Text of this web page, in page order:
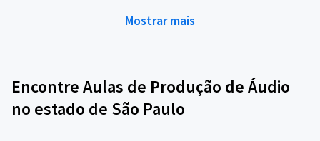
Mostrar mais
Encontre Aulas de Produção de Áudio
no estado de São Paulo